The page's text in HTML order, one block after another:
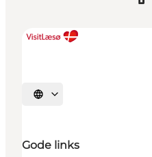
Sprache auswählen
Gode links